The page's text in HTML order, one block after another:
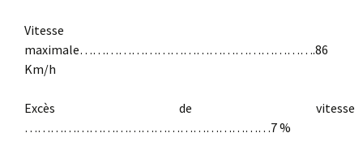
Vitesse
maximale……………………………………………….86
Km/h
Excès de vitesse
…………………………………………………7 %